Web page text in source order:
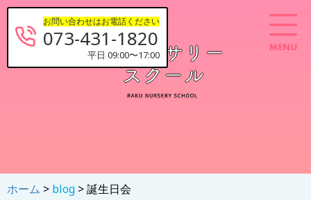
お問い合わせはお電話ください
073-431-1820
平日 09:00〜17:00
ホーム > blog > 誕生日会